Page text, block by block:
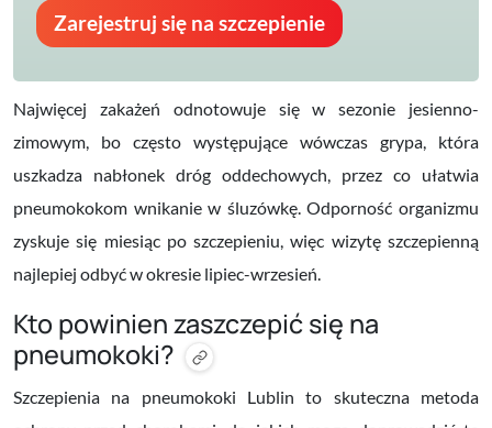
Zarejestruj się na szczepienie
Najwięcej zakażeń odnotowuje sięw sezonie jesienno-
zimowym, bo często występujące wówczas grypa, która
uszkadza nabłonek dróg oddechowych, przez co ułatwia
pneumokokom wnikanie w śluzówkę. Odporność organizmu
zyskuje się miesiąc po szczepieniu, więc wizytę szczepienną
najlepiej odbyćw okresie lipiec-wrzesień.
Kto powinien zaszczepić się na
pneumokoki?
Szczepienia na pneumokoki Lublin to skuteczna metoda